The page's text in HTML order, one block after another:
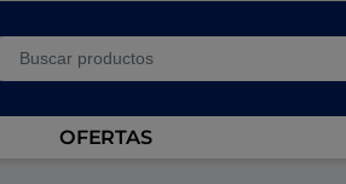
for:
OFERTAS